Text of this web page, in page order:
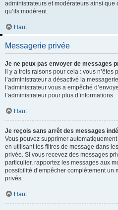
administrateurs et modérateurs ainsi que
qu’ils modèrent.
Haut
Messagerie privée
Je ne peux pas envoyer de messages
Il y a trois raisons pour cela : vous
l’administrateur a désactivé la
l’administrateur vous a empêché
l’administrateur pour plus d’informations.
Haut
Je reçois sans arrêt des messages
Vous pouvez supprimer
en utilisant les filtres de message dans
privée. Si vous recevez des messages
particulier, rapportez les messages aux
possibilité d’empêcher complètement un
privés.
Haut